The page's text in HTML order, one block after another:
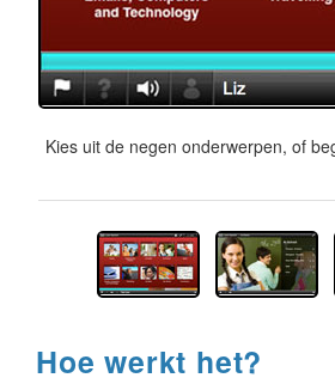
Kies uit de negen onderwerpen, of
Hoe werkt het?